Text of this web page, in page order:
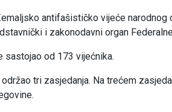
antifašističko vijeće
i zakonodavni organ
sastojao od 173 vijećnika.
održao tri zasjedanja. Na trećem